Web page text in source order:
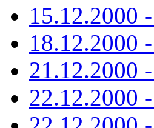
15.12.2000
18.12.2000
21.12.2000
22.12.2000